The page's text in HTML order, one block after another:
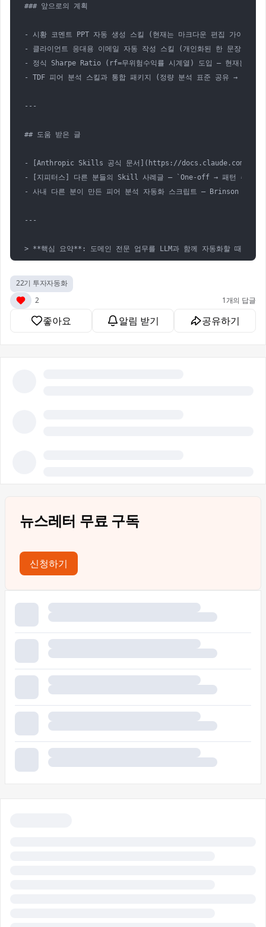
### 앞으로의 계획
- 시황 코멘트 PPT 자동 생성 스킬 (현재는 마크다운 편집 가이드까
- 클라이언트 응대용 이메일 자동 작성 스킬 (개인화된 한 문장 hook
- 정식 Sharpe Ratio (rf=무위험수익률 시계열) 도입 — 현재는
- TDF 피어 분석 스킬과 통합 패키지 (정량 분석 표준 공유 → 더 깊
---
## 도움 받은 글
- [Anthropic Skills 공식 문서](https://docs.claude.com/en/
- [지피터스] 다른 분들의 Skill 사례글 — `One-off → 패턴 추출`
- 사내 다른 분이 만든 피어 분석 자동화 스크립트 — Brinson 정량
---
22기 투자자동화
2
1개의 답글
좋아요 알림 받기 공유하기
뉴스레터 무료 구독
신청하기